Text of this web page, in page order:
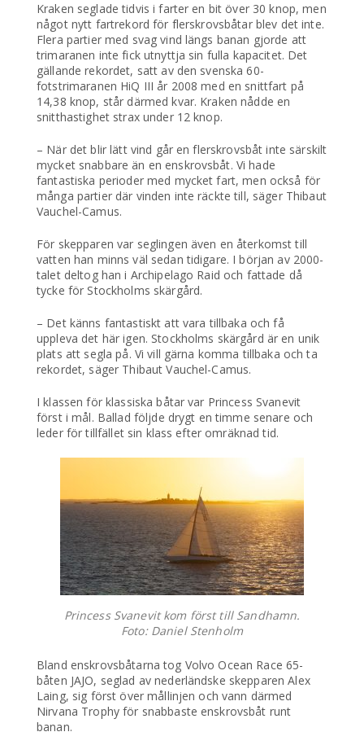
Kraken seglade tidvis i farter en bit över 30 knop, men
något nytt fartrekord för flerskrovsbåtar blev det inte.
Flera partier med svag vind längs banan gjorde att
trimaranen inte fick utnyttja sin fulla kapacitet. Det
gällande rekordet, satt av den svenska 60-
fotstrimaranen HiQ III år 2008 med en snittfart på
14,38 knop, står därmed kvar. Kraken nådde en
snitthastighet strax under 12 knop.
– När det blir lätt vind går en flerskrovsbåt inte särskilt
mycket snabbare än en enskrovsbåt. Vi hade
fantastiska perioder med mycket fart, men också för
många partier där vinden inte räckte till, säger Thibaut
Vauchel-Camus.
För skepparen var seglingen även en återkomst till
vatten han minns väl sedan tidigare. I början av 2000-
talet deltog han i Archipelago Raid och fattade då
tycke för Stockholms skärgård.
– Det känns fantastiskt att vara tillbaka och få
uppleva det här igen. Stockholms skärgård är en unik
plats att segla på. Vi vill gärna komma tillbaka och ta
rekordet, säger Thibaut Vauchel-Camus.
I klassen för klassiska båtar var Princess Svanevit
först i mål. Ballad följde drygt en timme senare och
leder för tillfället sin klass efter omräknad tid.
Princess Svanevit kom först till Sandhamn.
Foto: Daniel Stenholm
Bland enskrovsbåtarna tog Volvo Ocean Race 65-
båten JAJO, seglad av nederländske skepparen Alex
Laing, sig först över mållinjen och vann därmed
Nirvana Trophy för snabbaste enskrovsbåt runt
banan.